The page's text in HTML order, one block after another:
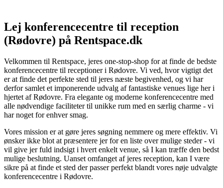
Lej konferencecentre til reception
(Rødovre) på Rentspace.dk
Velkommen til Rentspace, jeres one-stop-shop for at finde de bedste
konferencecentre til receptioner i Rødovre. Vi ved, hvor vigtigt det
er at finde det perfekte sted til jeres næste begivenhed, og vi har
derfor samlet et imponerende udvalg af fantastiske venues lige her i
hjertet af Rødovre. Fra elegante og moderne konferencecentre med
alle nødvendige faciliteter til unikke rum med en særlig charme - vi
har noget for enhver smag.
Vores mission er at gøre jeres søgning nemmere og mere effektiv. Vi
ønsker ikke blot at præsentere jer for en liste over mulige steder - vi
vil give jer fuld indsigt i hvert enkelt venue, så I kan træffe den bedst
mulige beslutning. Uanset omfanget af jeres reception, kan I være
sikre på at finde et sted der passer perfekt blandt vores nøje udvalgte
konferencecentre i Rødovre.